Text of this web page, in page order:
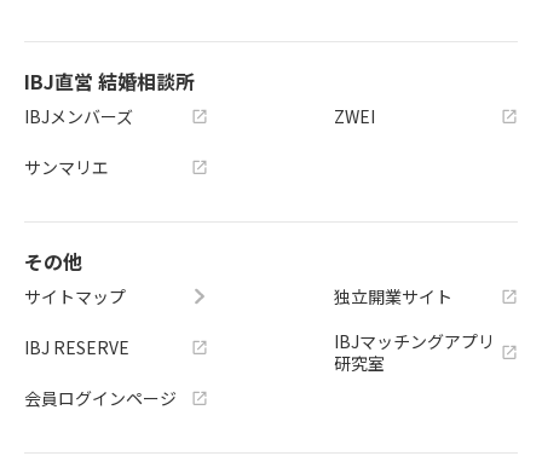
IBJ直営 結婚相談所
IBJメンバーズ
サンマリエ
ZWEI
その他
サイトマップ
IBJ RESERVE
会員ログインページ
独立開業サイト
IBJマッチングアプリ
研究室